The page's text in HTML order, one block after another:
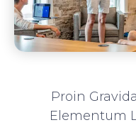
Proin
Elementum